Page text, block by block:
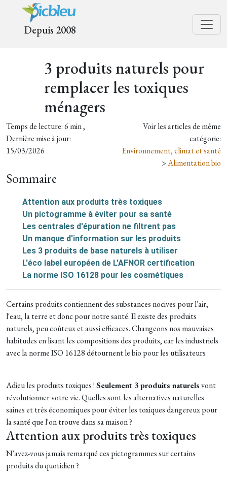
Depuis 2008
3 produits naturels pour
remplacer les toxiques
ménagers
Temps de lecture: 6 min ,
Dernière mise à jour:
15/03/2026
Voir les articles de même
catégorie:
Environnement, climat et santé
>Alimentation bio
Sommaire
Attention aux produits très toxiques
Un pictogramme à éviter pour sa santé
Les centrales d'épuration ne filtrent pas
Un manque d'information sur les produits
Les 3 produits de base naturels à utiliser
L'éco label européen de L'AFNOR certification
La norme ISO 16128 pour les cosmétiques
Certains produits contiennent des substances nocives pour l'air,
l'eau, la terre et donc pour notre santé. Il existe des produits
naturels, peu coûteux et aussi efficaces. Changeons nos mauvaises
habitudes en lisant les compositions des produits, car les industriels
avec la norme ISO 16128 détournent le bio pour les utilisateurs
Adieu les produits toxiques !Seulement 3 produits naturelsvont
révolutionner votre vie. Quelles sont les alternatives naturelles
saines et très économiques pour éviter les toxiques dangereux pour
la santé que l'on trouve dans sa maison ?
Attention aux produits très toxiques
N'avez-vous jamais remarqué ces pictogrammes sur certains
produits du quotidien ?